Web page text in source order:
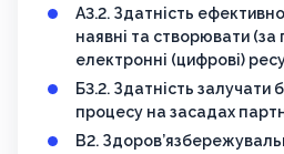
А3.2. Здатність
наявні та створювати (за
електронні (цифрові)
Б3.2. Здатність залучати
процесу на засадах
В2.